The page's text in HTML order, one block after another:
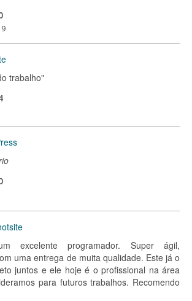
trabalho"
excelente programador. Super ágil,
uma entrega de muita qualidade. Este já o
juntos e ele hoje é o profissional na área
para futuros trabalhos. Recomendo